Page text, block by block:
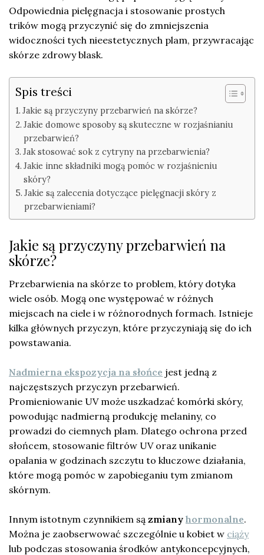
Odpowiednia pielęgnacja i stosowanie prostych
trików mogą przyczynić się do zmniejszenia
widoczności tych nieestetycznych plam, przywracając
skórze zdrowy blask.
Spis treści
Jakie są przyczyny przebarwień na skórze?
Jakie domowe sposoby są skuteczne w rozjaśnianiu
przebarwień?
Jak stosować sok z cytryny na przebarwienia?
Jakie inne składniki mogą pomóc w rozjaśnieniu
skóry?
Jakie są zalecenia dotyczące pielęgnacji skóry z
przebarwieniami?
Jakie są przyczyny przebarwień na
skórze?
Przebarwienia na skórze to problem, który dotyka
wiele osób. Mogą one występować w różnych
miejscach na ciele i w różnorodnych formach. Istnieje
kilka głównych przyczyn, które przyczyniają się do ich
powstawania.
Nadmierna ekspozycja na słońce jest jedną z
najczęstszych przyczyn przebarwień.
Promieniowanie UV może uszkadzać komórki skóry,
powodując nadmierną produkcję melaniny, co
prowadzi do ciemnych plam. Dlatego ochrona przed
słońcem, stosowanie filtrów UV oraz unikanie
opalania w godzinach szczytu to kluczowe działania,
które mogą pomóc w zapobieganiu tym zmianom
skórnym.
Innym istotnym czynnikiem są zmiany hormonalne.
Można je zaobserwować szczególnie u kobiet w ciąży
lub podczas stosowania środków antykoncepcyjnych,